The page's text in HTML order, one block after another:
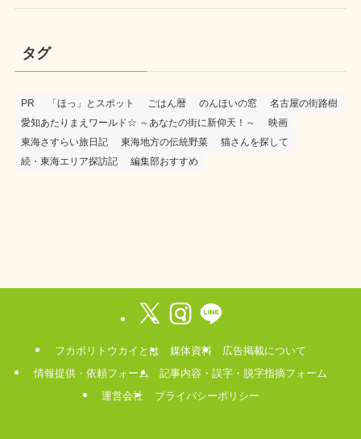
タグ
PR 「ほっ」とスポット ごはん暦 のんほいの窓
名古屋の街路樹
愛知あたりまえワールド☆ ～あなたの街に新仰天！～
映画
東海さすらい旅日記
東海地方の伝統野菜
猫さんを探して
続・東海エリア探訪記
編集部おすすめ
フカボリトウカイとは 媒体資料
広告掲載について
情報提供・依頼フォーム
記事内容・誤字・脱字指摘フォーム
運営会社
プライバシーポリシー